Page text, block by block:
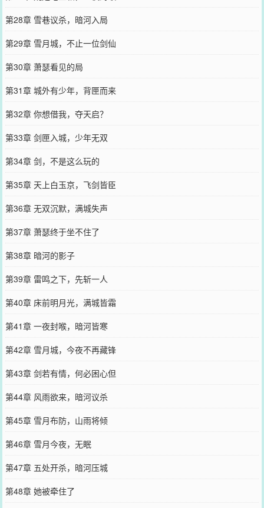
第28章 雪巷议杀，暗河入局
第29章 雪月城，不止一位剑仙
第30章 萧瑟看见的局
第31章 城外有少年，背匣而来
第32章 你想借我，夺天启？
第33章 剑匣入城，少年无双
第34章 剑，不是这么玩的
第35章 天上白玉京，飞剑皆臣
第36章 无双沉默，满城失声
第37章 萧瑟终于坐不住了
第38章 暗河的影子
第39章 雷鸣之下，先斩一人
第40章 床前明月光，满城皆霜
第41章 一夜封喉，暗河皆寒
第42章 雪月城，今夜不再藏锋
第43章 剑若有情，何必困心但
第44章 风雨欲来，暗河议杀
第45章 雪月布防，山雨将倾
第46章 雪月今夜，无眠
第47章 五处开杀，暗河压城
第48章 她被牵住了